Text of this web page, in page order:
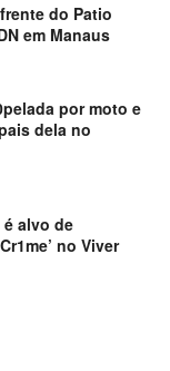
do Patio
em Manaus
por moto e
dela no
alvo de
no Viver